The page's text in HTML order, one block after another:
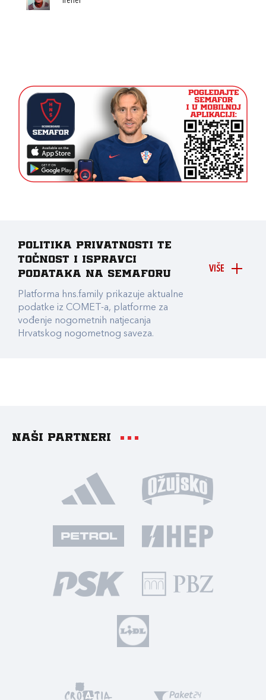
VIŠE
Politika privatnosti te
točnost i ispravci
podataka na Semaforu
Platforma hns.family prikazuje aktualne
podatke iz COMET-a, platforme za
vođenje nogometnih natjecanja
Hrvatskog nogometnog saveza.
Naši partneri